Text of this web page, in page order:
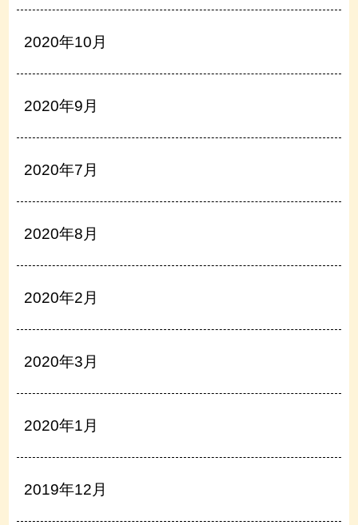
2020年10月
2020年9月
2020年7月
2020年8月
2020年2月
2020年3月
2020年1月
2019年12月